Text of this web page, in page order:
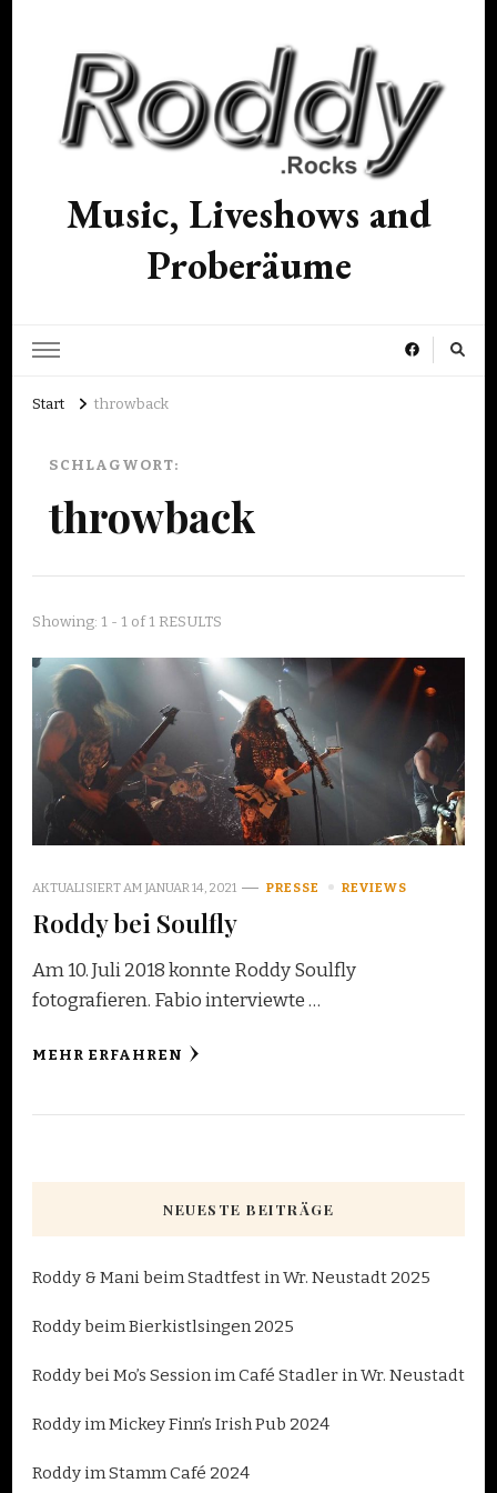
Music, Liveshows and
Proberäume
Start throwback
SCHLAGWORT:
throwback
Showing: 1 - 1 of 1 RESULTS
AKTUALISIERT AM JANUAR 14, 2021 PRESSE REVIEWS
Roddy bei Soulfly
Am 10. Juli 2018 konnte Roddy Soulfly
fotografieren. Fabio interviewte …
MEHR ERFAHREN
NEUESTE BEITRÄGE
Roddy & Mani beim Stadtfest in Wr. Neustadt 2025
Roddy beim Bierkistlsingen 2025
Roddy bei Mo’s Session im Café Stadler in Wr. Neustadt
Roddy im Mickey Finn’s Irish Pub 2024
Roddy im Stamm Café 2024